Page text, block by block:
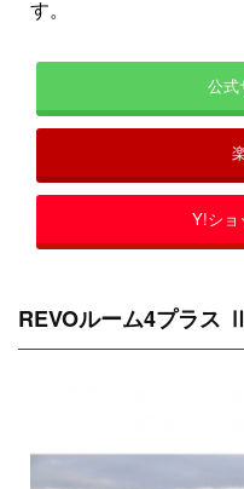
す。
公式
Y!ショ
REVOルーム4プラス